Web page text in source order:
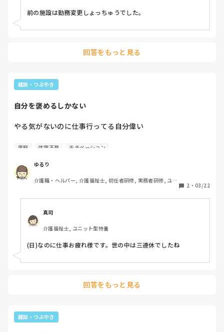
主治医に、相談したら、転院するなら、紹介状に経緯、症
状、薬の内容等、必要なことは書いてくれるとは言われまし
自立支援も受けれるとこは多いとも
っています
たとえ交渉しても、現場と上の考えは違いますし、難しそう
自分でも甘い考えだなと思ってます
ただ内科とかと違い、先生との関係が特に大事と思い、まよ
っています
前の施設は勤務変更しょっちゅうでした。
回答をもっと見る
雑談・つぶやき
自分を褒めるしかない
やる気がないのに仕事行ってる自分偉い
周りは結婚子供居てるのに…
悩む年頃30代
家庭 体調不良 モチベーション
ゆるり
介護職・ヘルパー, 介護福祉士, 初任者研修, 実務者研修, ユニ
2 ・ 03/22
真司
介護福祉士, ユニット型特養
(日)なのに仕事お疲れ様です。世の中は三連休でしたね
回答をもっと見る
雑談・つぶやき